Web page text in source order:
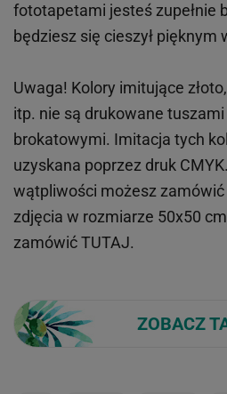
fototapetami jesteś zupełnie
będziesz się cieszył pięknym
Uwaga! Kolory imitujące
itp. nie są drukowane
brokatowymi. Imitacja tych
uzyskana poprzez druk
wątpliwości możesz
zdjęcia w rozmiarze 50x50
zamówićTUTAJ.
ZOBACZ